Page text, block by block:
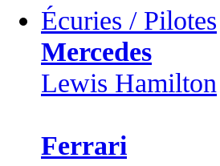
Écuries / Pilotes
Mercedes
Lewis Hamilton
Ferrari